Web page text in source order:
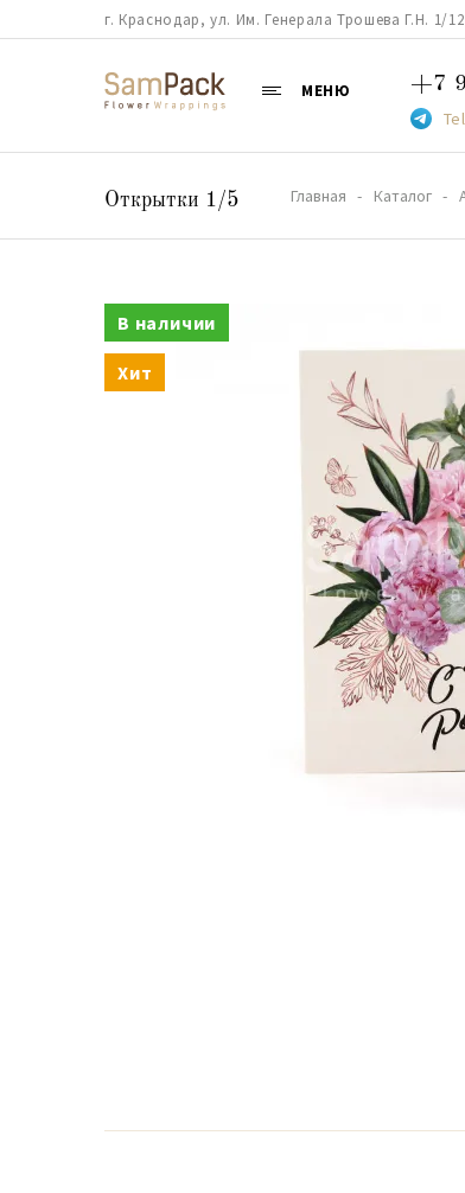
г. Краснодар, ул. Им. Генерала Трошева Г.Н. 1/
МЕНЮ +7
Открытки 1/5 Главная Каталог
В наличии
Хит